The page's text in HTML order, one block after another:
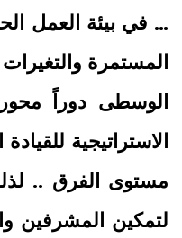
… في بيئة العمل
المستمرة
الوسطى دوراً
الاستراتيجية
مستوى الفرق ..
لتمكين المشرفين